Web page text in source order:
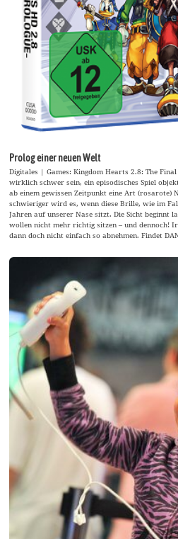
Prolog einer neuen Welt
Digitales | Games: Kingdom Hearts 2.8: The
wirklich schwer sein, ein episodisches Spiel
ab einem gewissen Zeitpunkt eine Art (rosarote)
schwieriger wird es, wenn diese Brille, wie im
Jahren auf unserer Nase sitzt. Die Sicht beginnt
wollen nicht mehr richtig sitzen – und dennoch!
dann doch nicht einfach so abnehmen. Findet